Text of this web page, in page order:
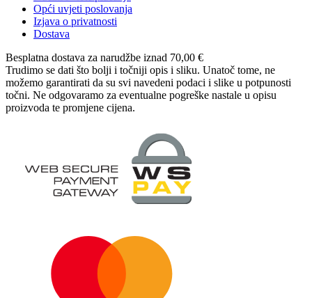
Opći uvjeti poslovanja
Izjava o privatnosti
Dostava
Besplatna dostava za narudžbe iznad 70,00 €
Trudimo se dati što bolji i točniji opis i sliku. Unatoč tome, ne
možemo garantirati da su svi navedeni podaci i slike u potpunosti
točni. Ne odgovaramo za eventualne pogreške nastale u opisu
proizvoda te promjene cijena.